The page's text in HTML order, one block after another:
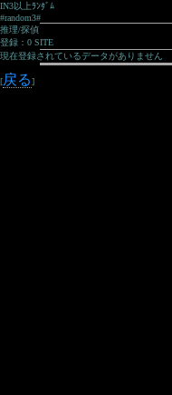
IN3以上ﾗﾝﾀﾞﾑ
#random3#
推理/探偵
登録：0 SITE
現在登録されているデータがありません
[戻る]